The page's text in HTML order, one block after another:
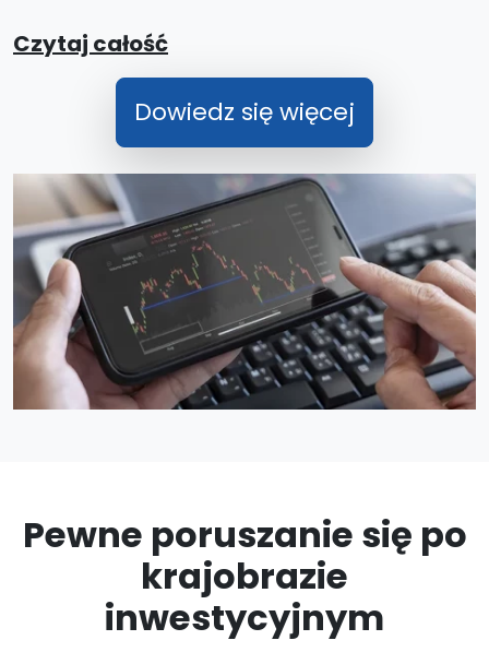
Czytaj całość
Dowiedz się więcej
Pewne poruszanie się po
krajobrazie
inwestycyjnym